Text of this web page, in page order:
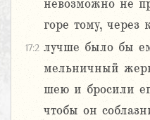
невозможно не
горе тому, через
17:2 лучше было бы
мельничный
шею и бросили
чтобы он